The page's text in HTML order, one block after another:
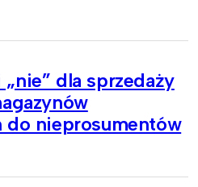
dla sprzedaży
do nieprosumentów